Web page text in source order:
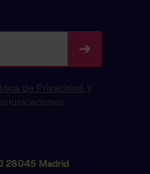
28045 Madrid